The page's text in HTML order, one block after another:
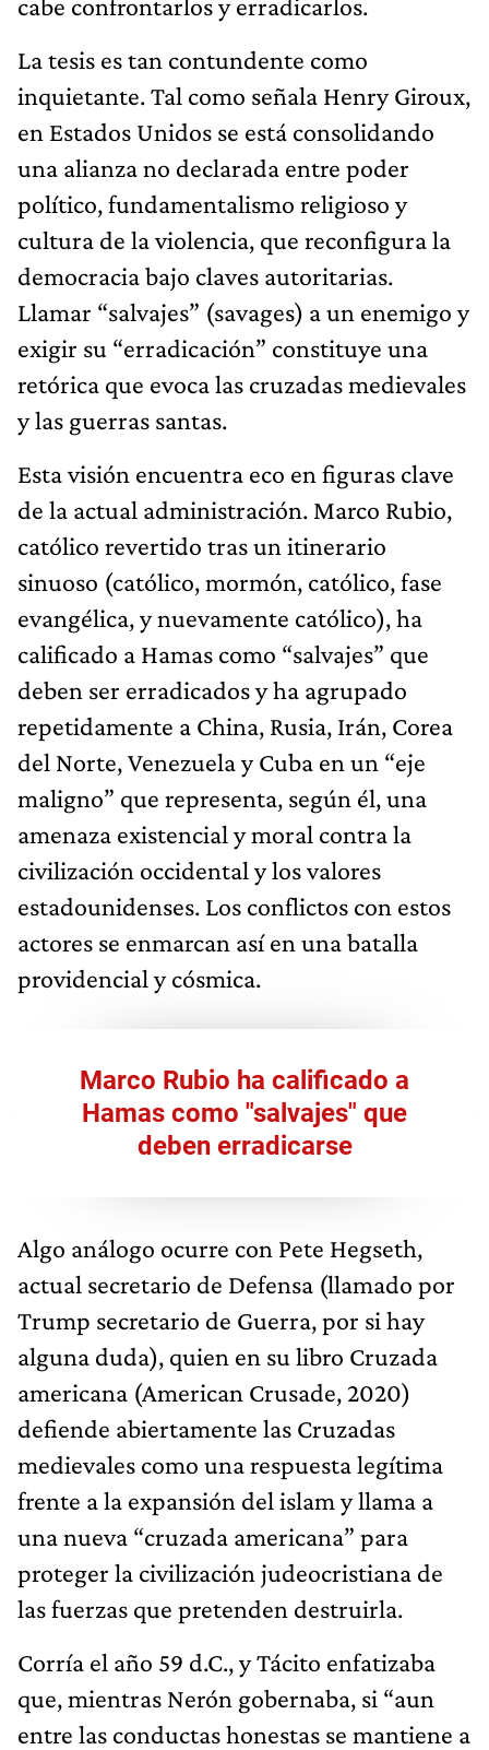
La tesis es tan contundente como
inquietante. Tal como señala Henry Giroux,
en Estados Unidos se está consolidando
una alianza no declarada entre poder
político, fundamentalismo religioso y
cultura de la violencia, que reconfigura la
democracia bajo claves autoritarias.
Llamar “salvajes” (savages) a un enemigo y
exigir su “erradicación” constituye una
retórica que evoca las cruzadas medievales
y las guerras santas.
Esta visión encuentra eco en figuras clave
de la actual administración. Marco Rubio,
católico revertido tras un itinerario
sinuoso (católico, mormón, católico, fase
evangélica, y nuevamente católico), ha
calificado a Hamas como “salvajes” que
deben ser erradicados y ha agrupado
repetidamente a China, Rusia, Irán, Corea
del Norte, Venezuela y Cuba en un “eje
maligno” que representa, según él, una
amenaza existencial y moral contra la
civilización occidental y los valores
estadounidenses. Los conflictos con estos
actores se enmarcan así en una batalla
providencial y cósmica.
Marco Rubio ha calificado a
Hamas como "salvajes" que
deben erradicarse
Algo análogo ocurre con Pete Hegseth,
actual secretario de Defensa (llamado por
Trump secretario de Guerra, por si hay
alguna duda), quien en su libro Cruzada
americana (American Crusade, 2020)
defiende abiertamente las Cruzadas
medievales como una respuesta legítima
frente a la expansión del islam y llama a
una nueva “cruzada americana” para
proteger la civilización judeocristiana de
las fuerzas que pretenden destruirla.
Corría el año 59 d.C., y Tácito enfatizaba
que, mientras Nerón gobernaba, si “aun
entre las conductas honestas se mantiene a